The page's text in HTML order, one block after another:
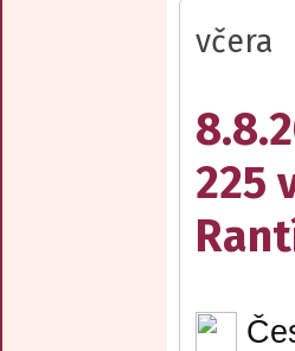
včera
225